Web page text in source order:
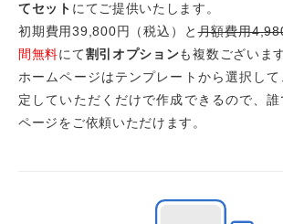
てセット にてご提供いたします。
初期費用39,800円（税込）と月額費用
間無料にて割引オプションも複数ございます
ホームページはテンプレートから選択し
定していただくだけで作成できるので、
ページをご依頼いただけます。